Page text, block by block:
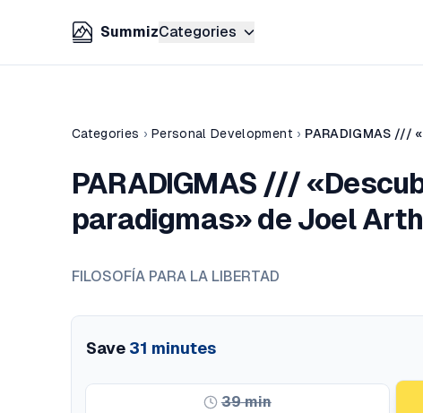
SummizCategories
Categories › Personal Development ›
PARADIGMAS ///
paradigmas» de Joel
FILOSOFÍA PARA LA LIBERTAD
Save 31 minutes
39min